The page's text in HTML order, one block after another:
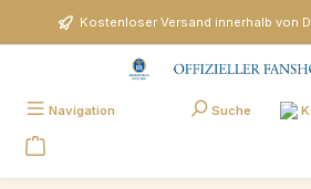
Zum Hauptinhalt springenKostenloser Versand innerhalb von
Navigation Suche